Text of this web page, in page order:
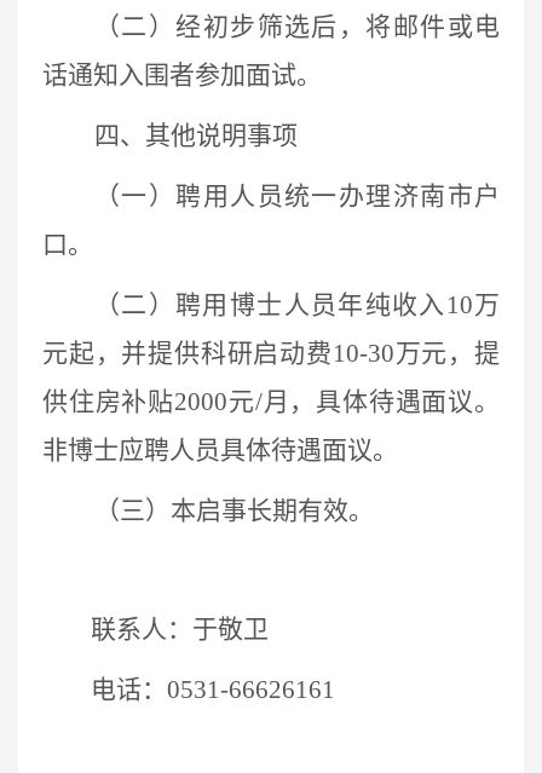
（二）经初步筛选后，将邮件或电
话通知入围者参加面试。
四、其他说明事项
（一）聘用人员统一办理济南市户
口。
（二）聘用博士人员年纯收入 10万
元起，并提供科研启动费10-30万元，提
供住房补贴2000元/月，具体待遇面议。
非博士应聘人员具体待遇面议。
（三）本启事长期有效。
联系人：于敬卫
电话： 0531-66626161